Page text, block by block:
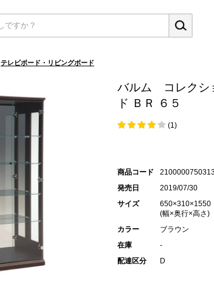
テレビボード・リビングボード
バルム コレクシ
ド ＢＲ ６５
(1)
商品コード
発売日
2019/07/30
サイズ
650×310×1550
(幅×奥行×高さ)
カラー
ブラウン
在庫
-
配達区分
D